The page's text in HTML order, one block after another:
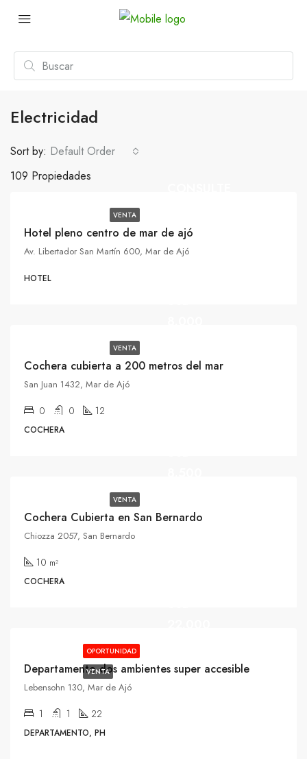
Electricidad
109 Propiedades
Sort by: Default Order
VENTA
Hotel pleno centro de mar de ajó
Av. Libertador San Martín 600, Mar de Ajó
HOTEL
VENTA
Cochera cubierta a 200 metros del mar
San Juan 1432, Mar de Ajó
0 0 12
COCHERA
VENTA
Cochera Cubierta en San Bernardo
Chiozza 2057, San Bernardo
10 m²
COCHERA
OPORTUNIDAD
VENTA
Departamento dos ambientes super accesible
Lebensohn 130, Mar de Ajó
1 1 22
DEPARTAMENTO, PH